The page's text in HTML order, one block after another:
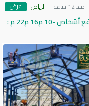
منذ 12 ساعة الرياض عرض
رافعة عمال للايجار الرياض - سلة رفع أشخاص -10 م16 م22 م :